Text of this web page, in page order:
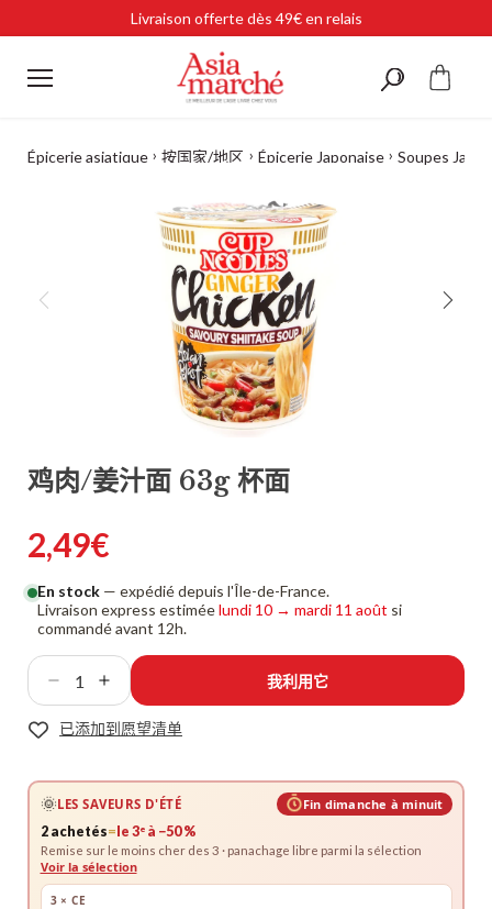
至
2 achetés, le 3ᵉ à -50 % · Jusqu'au 9 août
Épicerie asiatique › 按国家/地区 › Épicerie Japonaise › Soupes
鸡肉/姜汁面 63g 杯面
2,49€
En stock — expédié depuis l'Île-de-France.
Livraison express estiméelundi 10 → mardi 11 août si
commandé avant 12h.
我利用它
已添加到愿望清单
🌞LES SAVEURS D'ÉTÉ
Fin dimanche à minuit
2 achetés=le 3eà −50 %
Remise sur le moins cher des 3 · panachage libre parmi la sélection
Voir la sélection
3 × CE